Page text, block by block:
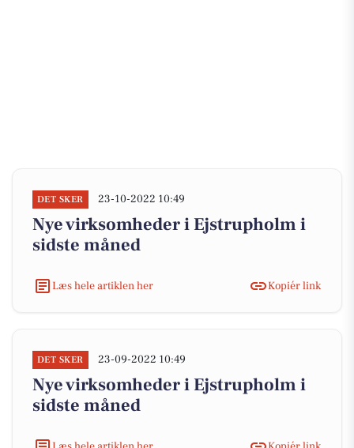
DET SKER 23-10-2022 10:49
Nye virksomheder i Ejstrupholm i
sidste måned
Læs hele artiklen her Kopiér link
DET SKER 23-09-2022 10:49
Nye virksomheder i Ejstrupholm i
sidste måned